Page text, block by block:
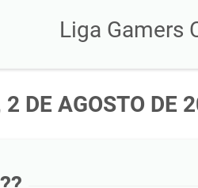
Liga Gamers
2 DE AGOSTO DE